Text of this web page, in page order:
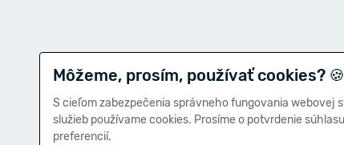
Môžeme, prosím, používať cookies? 🍪
S cieľom zabezpečenia správneho fungovania webovej
služieb používame cookies. Prosíme o potvrdenie
preferencií.